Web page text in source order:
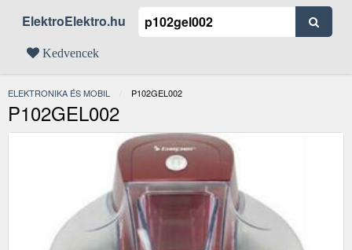
ElektroElektro.hu
Kedvencek
ELEKTRONIKA ÉS MOBIL JELENLEGI:
P102GEL002
P102GEL002